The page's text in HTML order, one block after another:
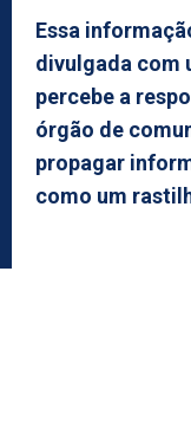
Essa
divulgada com
percebe a
órgão de
propagar
como um